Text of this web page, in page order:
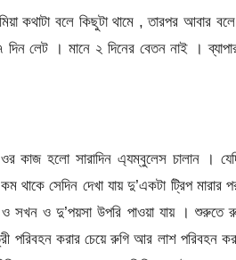
কথাটা বলে কিছুটা থামে , তারপর আবার
লেট । মানে ২ দিনের বেতন নাই ।
কাজ হলো সারাদিন এ্যম্বুলেস চালান ।
থাকে সেদিন দেখা যায় দু’একটা ট্রিপ মারার
সখন ও দু’পয়সা উপরি পাওয়া যায় । শুরুতে
পরিবহন করার চেয়ে রুগি আর লাশ পরিবহন